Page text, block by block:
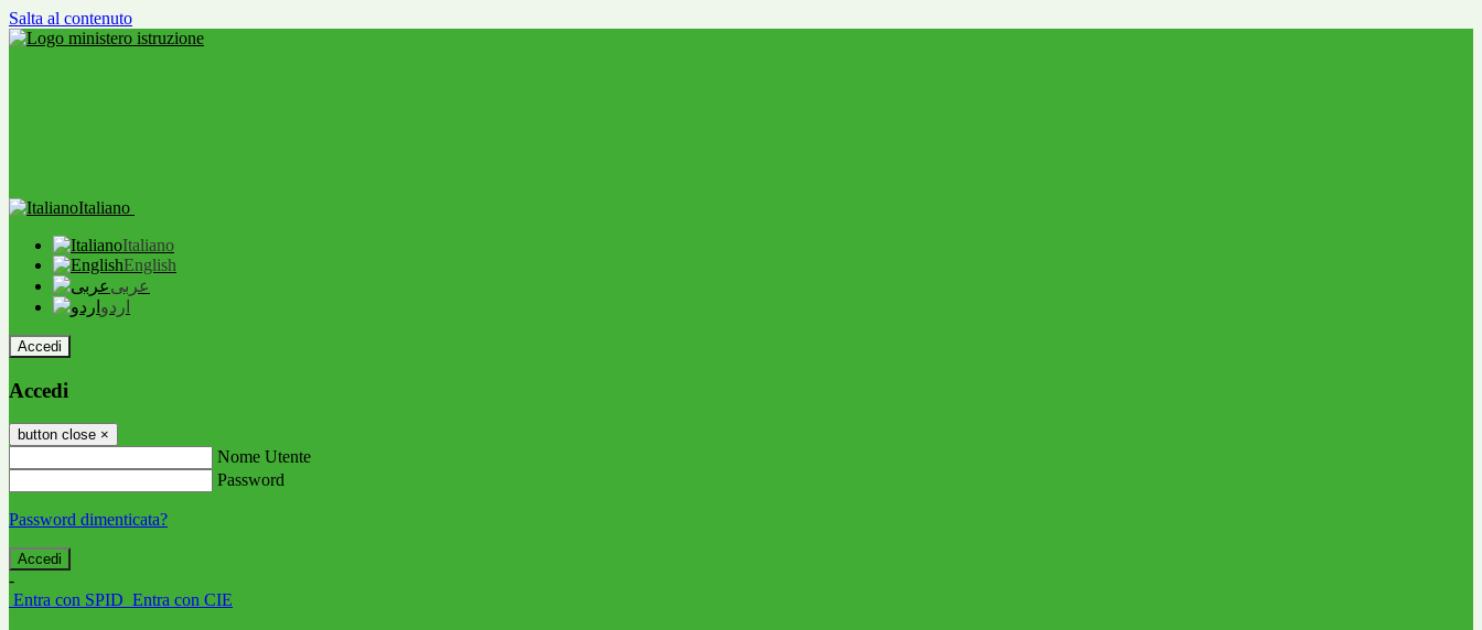
Salta al contenuto
Italiano
Italiano
English
عربى
اردو
Accedi
Accedi
button close ×
Nome Utente
Password
Password dimenticata?
-
Entra con SPID Entra con CIE